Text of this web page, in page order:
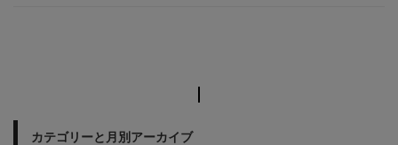
カテゴリーと月別アーカイブ